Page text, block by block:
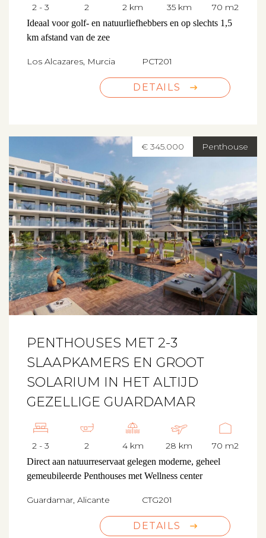
2 - 3 2 2 km 35 km 70 m2
Ideaal voor golf- en natuurliefhebbers en op slechts 1,5
km afstand van de zee
Los Alcazares, Murcia PCT201
DETAILS
Penthouse
€ 345.000
PENTHOUSES MET 2-3
SLAAPKAMERS EN GROOT
SOLARIUM IN HET ALTIJD
GEZELLIGE GUARDAMAR
2 - 3 2 4 km 28 km 70 m2
Direct aan natuurreservaat gelegen moderne, geheel
gemeubileerde Penthouses met Wellness center
Guardamar, Alicante CTG201
DETAILS